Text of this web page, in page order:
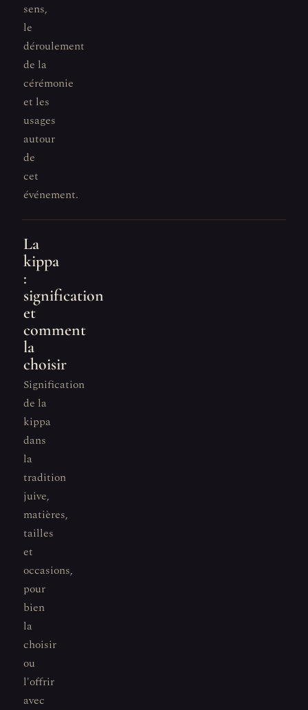
sens,
le
déroulement
de la
cérémonie
et les
usages
autour
de
cet
événement.
La
kippa
:
signification
et
comment
la
choisir
Signification
de la
kippa
dans
la
tradition
juive,
matières,
tailles
et
occasions,
pour
bien
la
choisir
ou
l'offrir
avec